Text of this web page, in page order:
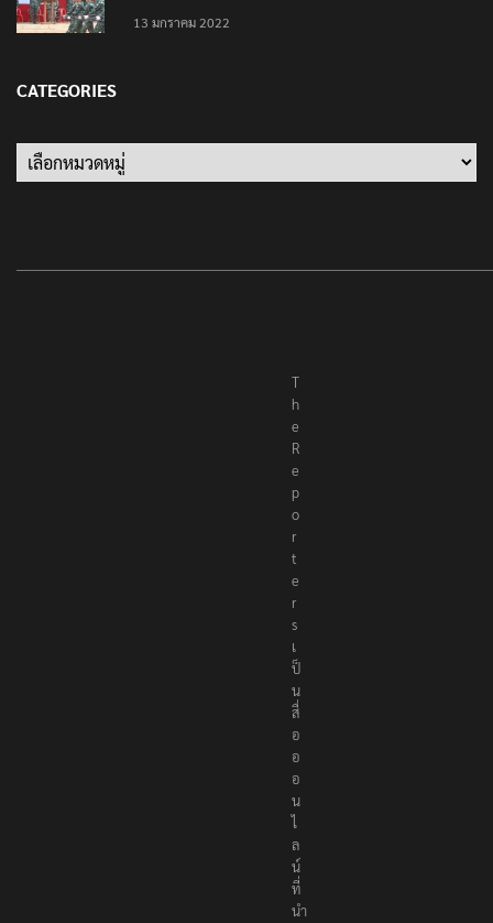
13 มกราคม 2022
CATEGORIES
Categories
T
h
e
R
e
p
o
r
t
e
r
s
เ
ป็
น
สื่
อ
อ
อ
น
ไ
ล
น์
ที่
นำ